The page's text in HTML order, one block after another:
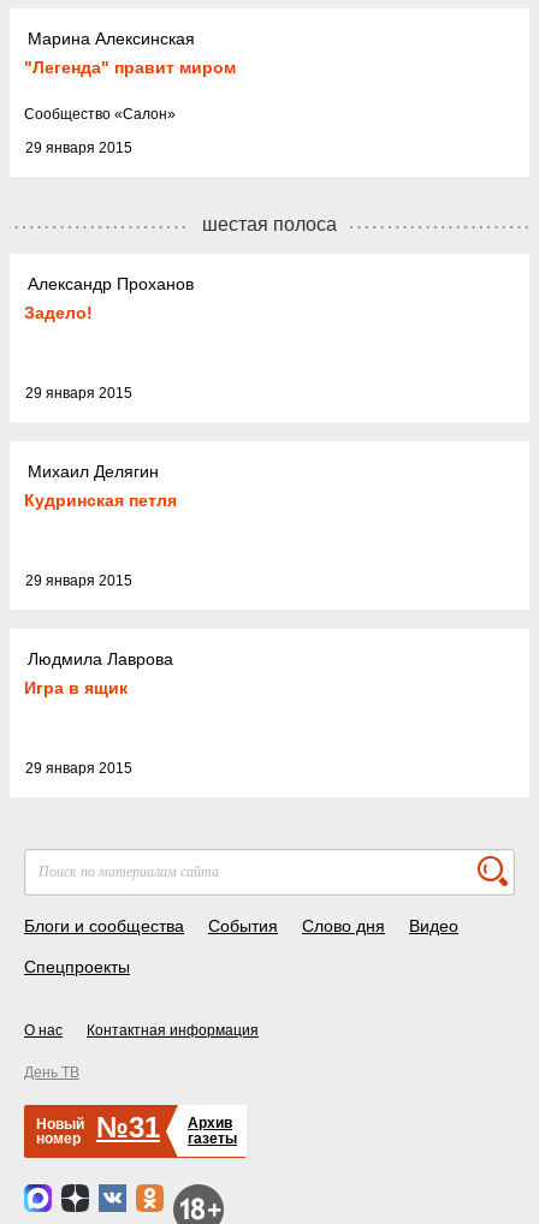
Марина Алексинская
"Легенда" правит миром
29 января 2015
Cообщество «Салон»
шестая полоса
Александр Проханов
Задело!
29 января 2015
Михаил Делягин
Кудринская петля
29 января 2015
Людмила Лаврова
Игра в ящик
29 января 2015
Блоги и сообщества События Слово дня Видео
Спецпроекты
О нас Контактная информация
День ТВ
Новый
номер
№31
Архив
газеты